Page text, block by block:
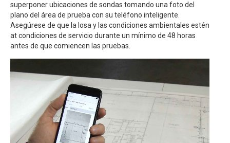
superponer ubicaciones de sondas tomando una foto del
plano del área de prueba con su teléfono inteligente.
Asegúrese de que la losa y las condiciones ambientales estén
at condiciones de servicio durante un mínimo de 48 horas
antes de que comiencen las pruebas.